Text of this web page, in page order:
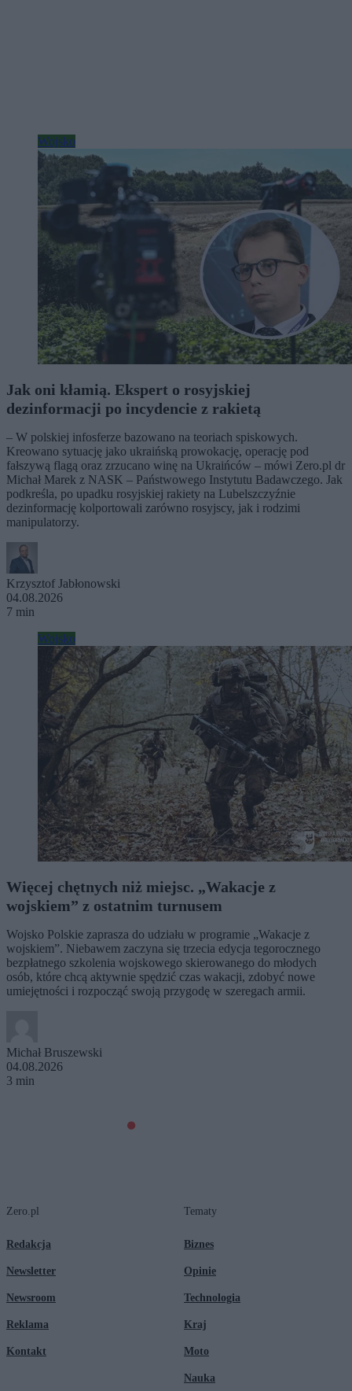
Wojsko
Jak oni kłamią. Ekspert o rosyjskiej
dezinformacji po incydencie z rakietą
– W polskiej infosferze bazowano na teoriach spiskowych.
Kreowano sytuację jako ukraińską prowokację, operację pod
fałszywą flagą oraz zrzucano winę na Ukraińców – mówi Zero.pl dr
Michał Marek z NASK – Państwowego Instytutu Badawczego. Jak
podkreśla, po upadku rosyjskiej rakiety na Lubelszczyźnie
dezinformację kolportowali zarówno rosyjscy, jak i rodzimi
manipulatorzy.
Krzysztof Jabłonowski
04.08.2026
7 min
Wojsko
Więcej chętnych niż miejsc. „Wakacje z
wojskiem” z ostatnim turnusem
Wojsko Polskie zaprasza do udziału w programie „Wakacje z
wojskiem”. Niebawem zaczyna się trzecia edycja tegorocznego
bezpłatnego szkolenia wojskowego skierowanego do młodych
osób, które chcą aktywnie spędzić czas wakacji, zdobyć nowe
umiejętności i rozpocząć swoją przygodę w szeregach armii.
Michał Bruszewski
04.08.2026
3 min
Zero.pl
Redakcja
Newsletter
Newsroom
Reklama
Kontakt
Tematy
Biznes
Opinie
Technologia
Kraj
Moto
Nauka